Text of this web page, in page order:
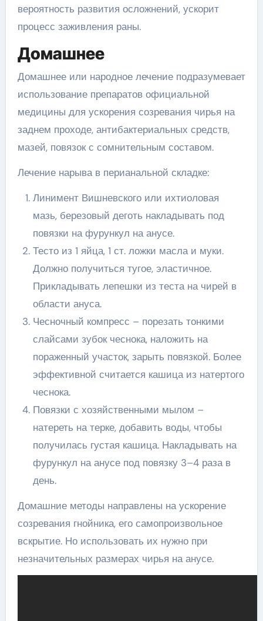
вероятность развития осложнений, ускорит
процесс заживления раны.
Домашнее
Домашнее или народное лечение подразумевает
использование препаратов официальной
медицины для ускорения созревания чирья на
заднем проходе, антибактериальных средств,
мазей, повязок с сомнительным составом.
Лечение нарыва в перианальной складке:
Линимент Вишневского или ихтиоловая
мазь, березовый деготь накладывать под
повязки на фурункул на анусе.
Тесто из 1 яйца, 1 ст. ложки масла и муки.
Должно получиться тугое, эластичное.
Прикладывать лепешки из теста на чирей в
области ануса.
Чесночный компресс – порезать тонкими
слайсами зубок чеснока, наложить на
пораженный участок, зарыть повязкой. Более
эффективной считается кашица из натертого
чеснока.
Повязки с хозяйственными мылом –
натереть на терке, добавить воды, чтобы
получилась густая кашица. Накладывать на
фурункул на анусе под повязку 3–4 раза в
день.
Домашние методы направлены на ускорение
созревания гнойника, его самопроизвольное
вскрытие. Но использовать их нужно при
незначительных размерах чирья на анусе.